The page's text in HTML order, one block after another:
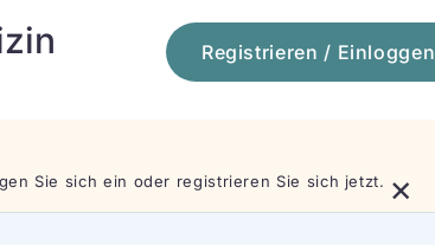
Registrieren / Einloggen
Sie sich ein oder registrieren Sie sich jetzt. ×